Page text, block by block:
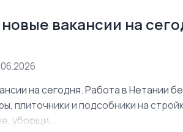
вакансии на
на сегодня. Работа в Нетании
плиточники и подсобники на
уборщи...